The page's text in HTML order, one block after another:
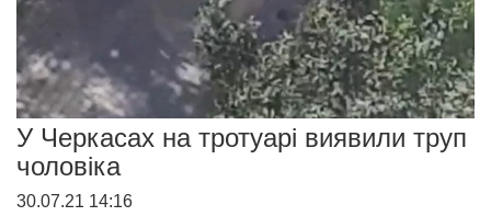
У Черкасах на тротуарі виявили труп
чоловіка
30.07.21 14:16